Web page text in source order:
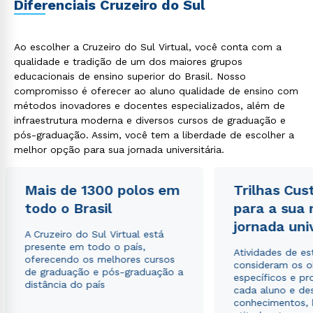
Diferenciais Cruzeiro do Sul
Ao escolher a Cruzeiro do Sul Virtual, você conta com a
qualidade e tradição de um dos maiores grupos
educacionais de ensino superior do Brasil. Nosso
compromisso é oferecer ao aluno qualidade de ensino com
métodos inovadores e docentes especializados, além de
infraestrutura moderna e diversos cursos de graduação e
pós-graduação. Assim, você tem a liberdade de escolher a
melhor opção para sua jornada universitária.
Mais de 1300 polos em
todo o Brasil
A Cruzeiro do Sul Virtual está
presente em todo o país,
oferecendo os melhores cursos
de graduação e pós-graduação a
distância do país
Trilhas
para a sua
jornada
Atividades de
consideram os
específicos e
cada aluno e
conhecimentos,
ou
Estou de acordo com aPolítica de Privacidade.e
autorizo que meus dados sejam utilizados para o
envio de conteúdos da Cruzeiro do Sul.